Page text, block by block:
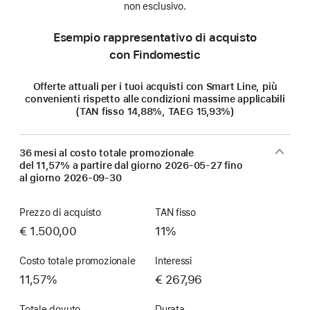
non esclusivo.
Esempio rappresentativo di acquisto
con Findomestic
Offerte attuali per i tuoi acquisti con Smart Line, più
convenienti rispetto alle condizioni massime applicabili
(TAN fisso 14,88%, TAEG 15,93%)
36 mesi al costo totale promozionale
del 11,57% a partire dal giorno 2026-05-27fino
al giorno 2026-09-30
Prezzo di acquisto
€ 1.500,00
TAN fisso
11%
Costo totale promozionale
11,57%
Interessi
€ 267,96